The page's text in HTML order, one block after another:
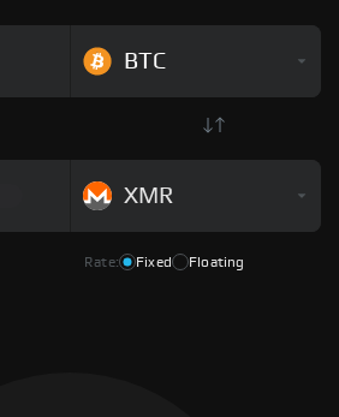
BTC
XMR
Rate: Fixed Floating